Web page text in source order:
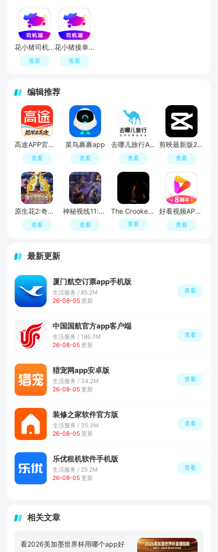
花小猪司机端APP最新版
查看
花小猪接单神器司机端
查看
编辑推荐
高途APP官方正版
查看
菜鸟裹裹app
查看
去哪儿旅行APP官方免费版
查看
剪映最新版2026手机版
查看
原生花2:奇幻旅程
查看
神秘视线11:惊悚秘林
查看
The Crooked Man
查看
好看视频APP官方最新版
查看
最新更新
厦门航空订票app手机版
生活服务 / 85.2M
26-08-05 更新
查看
中国国航官方app客户端
生活服务 / 186.7M
26-08-05 更新
查看
猎宠网app安卓版
生活服务 / 34.2M
26-08-05 更新
查看
装修之家软件官方版
生活服务 / 35.3M
26-08-05 更新
查看
乐优租机软件手机版
生活服务 / 25.2M
26-08-05 更新
查看
相关文章
看2026美加墨世界杯用哪个app好